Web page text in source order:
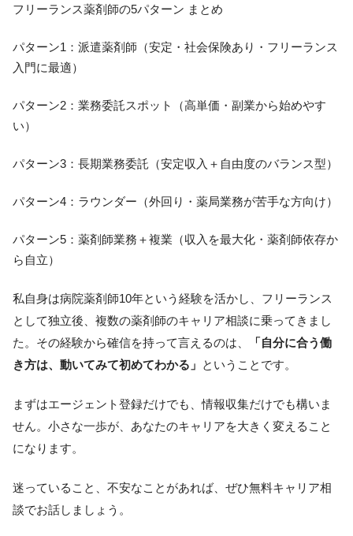
フリーランス薬剤師の5パターン まとめ
パターン1：派遣薬剤師（安定・社会保険あり・フリーランス
入門に最適）
パターン2：業務委託スポット（高単価・副業から始めやす
い）
パターン3：長期業務委託（安定収入＋自由度のバランス型）
パターン4：ラウンダー（外回り・薬局業務が苦手な方向け）
パターン5：薬剤師業務＋複業（収入を最大化・薬剤師依存か
ら自立）
私自身は病院薬剤師10年という経験を活かし、フリーランス
として独立後、複数の薬剤師のキャリア相談に乗ってきまし
た。その経験から確信を持って言えるのは、
「自分に合う働
き方は、動いてみて初めてわかる」
ということです。
まずはエージェント登録だけでも、情報収集だけでも構いま
せん。小さな一歩が、あなたのキャリアを大きく変えること
になります。
迷っていること、不安なことがあれば、ぜひ無料キャリア相
談でお話しましょう。